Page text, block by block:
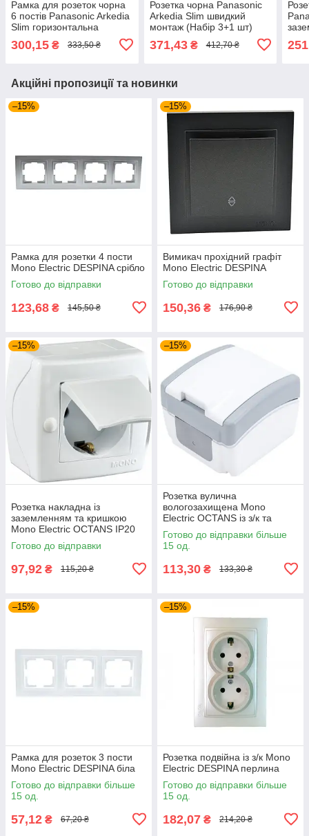
Рамка для розеток чорна
6 постів Panasonic Arkedia
Slim горизонтальна
300,15 ₴ 333,50 ₴
Розетка чорна Panasonic
Arkedia Slim швидкий
монтаж (Набір 3+1 шт)
371,43₴ 412,70 ₴
Акційні пропозиції та новинки
–15%
Рамка для розетки 4 пости
Mono Electric DESPINA срібло
Готово до відправки
123,68 ₴ 145,50 ₴
–15%
Вимикач прохідний графіт
Mono Electric DESPINA
Готово до відправки
150,36 ₴ 176,90 ₴
–15%
Розетка накладна із
заземленням та кришкою
Mono Electric OCTANS IP20
біла
Готово до відправки
97,92 ₴ 115,20 ₴
–15%
Розетка вулична
вологозахищена Mono
Electric OCTANS із з/к та
кришкою IP54 сіра
Готово до відправки більше
15 од.
113,30 ₴ 133,30 ₴
–15%
Рамка для розеток 3 пости
Mono Electric DESPINA біла
Готово до відправки більше
15 од.
57,12 ₴ 67,20 ₴
–15%
Розетка подвійна із з/к Mono
Electric DESPINA перлина
Готово до відправки більше
15 од.
182,07 ₴ 214,20 ₴